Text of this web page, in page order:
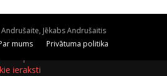
ieraksti
Jēkabs Andrušaitis
mums Privātuma politika